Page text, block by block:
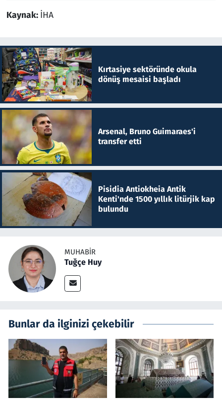
Kaynak: İHA
Kırtasiye sektöründe okula
dönüş mesaisi başladı
Arsenal, Bruno Guimaraes'i
transfer etti
Pisidia Antiokheia Antik
Kenti'nde 1500 yıllık litürjik kap
bulundu
MUHABIR
Tuğçe Huy
Bunlar da ilginizi çekebilir